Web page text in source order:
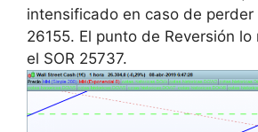
intensificado en caso de perder
26155. El punto de Reversión
el SOR 25737.